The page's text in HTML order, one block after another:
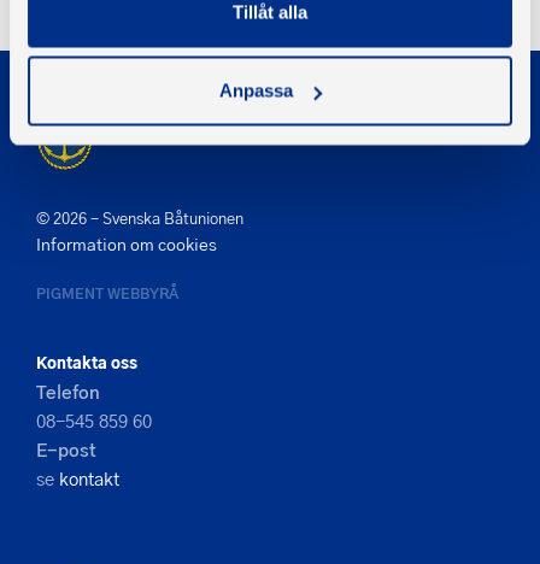
Tillåt alla
Anpassa
© 2026 - Svenska Båtunionen
Information om cookies
PIGMENT WEBBYRÅ
Kontakta oss
Telefon
08-545 859 60
E-post
se kontakt